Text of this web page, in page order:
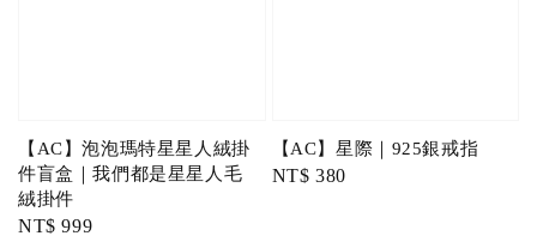
【AC】泡泡瑪特星星人絨掛
件盲盒｜我們都是星星人毛
絨掛件
Regular
NT$ 999
【AC】星際｜925銀戒指
Regular
NT$ 380